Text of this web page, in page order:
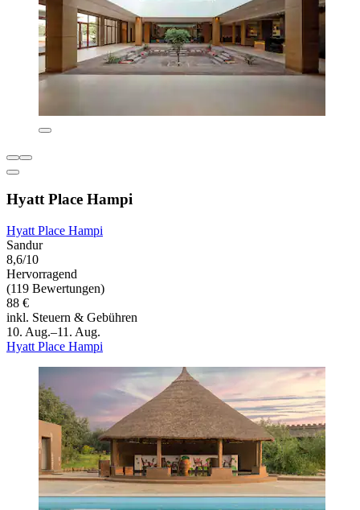
Hyatt Place Hampi
Hyatt Place Hampi
Sandur
8,6/10
Hervorragend
(119 Bewertungen)
88 €
inkl. Steuern & Gebühren
10. Aug.–11. Aug.
Hyatt Place Hampi